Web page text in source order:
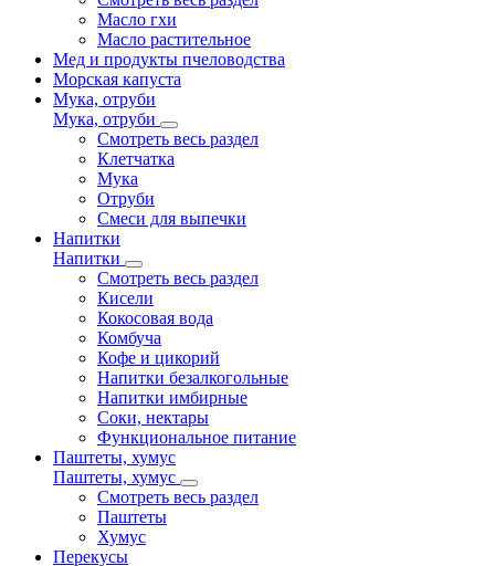
Масло гхи
Масло растительное
Мед и продукты пчеловодства
Морская капуста
Мука, отруби
Мука, отруби
Смотреть весь раздел
Клетчатка
Мука
Отруби
Смеси для выпечки
Напитки
Напитки
Смотреть весь раздел
Кисели
Кокосовая вода
Комбуча
Кофе и цикорий
Напитки безалкогольные
Напитки имбирные
Соки, нектары
Функциональное питание
Паштеты, хумус
Паштеты, хумус
Смотреть весь раздел
Паштеты
Хумус
Перекусы